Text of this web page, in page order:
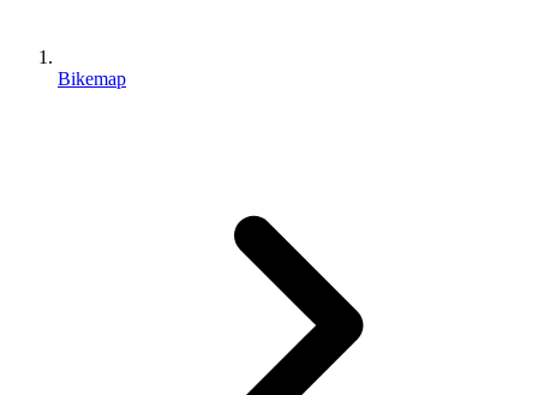
Bikemap